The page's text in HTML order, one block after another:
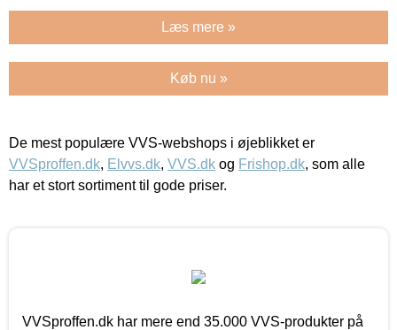
Læs mere »
Køb nu »
De mest populære VVS-webshops i øjeblikket er
VVSproffen.dk, Elvvs.dk, VVS.dk og Frishop.dk, som alle
har et stort sortiment til gode priser.
VVSproffen.dk har mere end 35.000 VVS-produkter på